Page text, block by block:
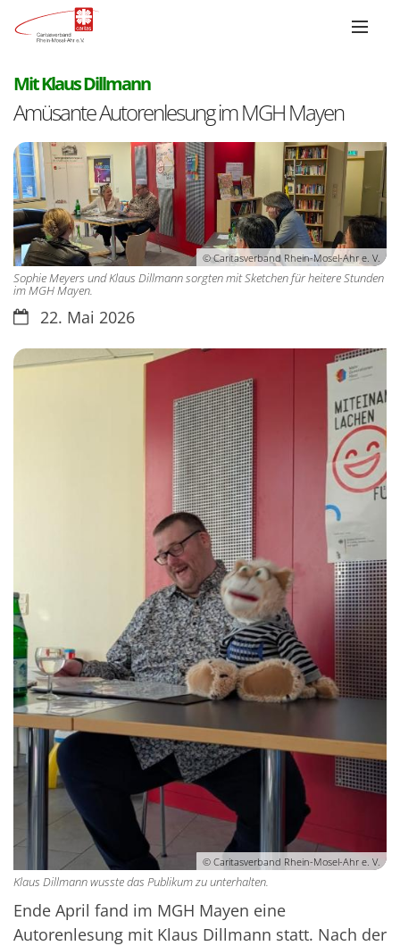
Mit Klaus Dillmann:
Amüsante Autorenlesung im MGH Mayen
© Caritasverband Rhein-Mosel-Ahr e. V.
Sophie Meyers und Klaus Dillmann sorgten mit Sketchen für heitere Stunden
im MGH Mayen.
Datum:22. Mai 2026
© Caritasverband Rhein-Mosel-Ahr e. V.
Klaus Dillmann wusste das Publikum zu unterhalten.
Ende April fand im MGH Mayen eine
Autorenlesung mit Klaus Dillmann statt. Nach der